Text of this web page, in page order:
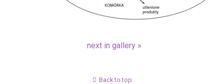
next in gallery »
Back to top